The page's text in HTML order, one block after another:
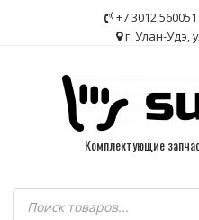
+7 3012 560051
г. Улан-Удэ,
Комплектующие
Поиск
товаров